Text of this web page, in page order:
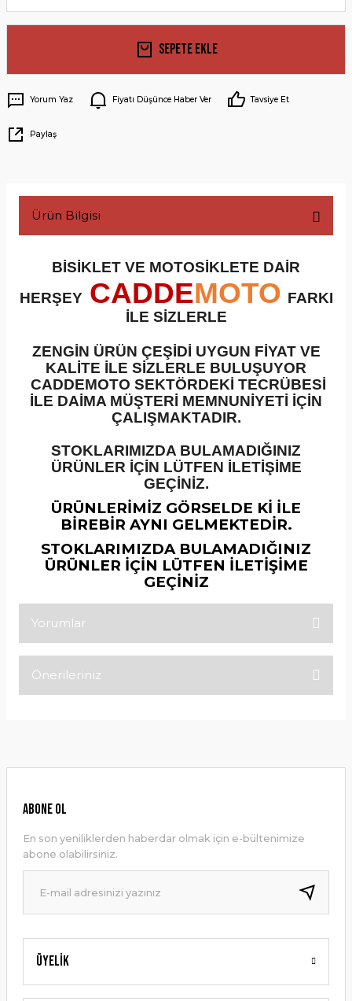
Sepete Ekle
Yorum Yaz Fiyatı Düşünce Haber Ver Tavsiye Et
Paylaş
Ürün Bilgisi
BİSİKLET VE MOTOSİKLETE DAİR
HERŞEY CADDEMOTO FARKI
İLE SİZLERLE
ZENGİN ÜRÜN ÇEŞİDİ UYGUN FİYAT VE
KALİTE İLE SİZLERLE BULUŞUYOR
CADDEMOTO SEKTÖRDEKİ TECRÜBESİ
İLE DAİMA MÜŞTERİ MEMNUNİYETİ İÇİN
ÇALIŞMAKTADIR.
STOKLARIMIZDA BULAMADIĞINIZ
ÜRÜNLER İÇİN LÜTFEN İLETİŞİME
GEÇİNİZ.
ÜRÜNLERİMİZ GÖRSELDE Kİ İLE
BİREBİR AYNI GELMEKTEDİR.
STOKLARIMIZDA BULAMADIĞINIZ
ÜRÜNLER İÇİN LÜTFEN İLETİŞİME
GEÇİNİZ
Yorumlar
Önerileriniz
Ürün resmi kalitesiz, bozuk veya görüntülenemiyor.
Ürün bilgilerinde hatalar bulunuyor.
Ürün fiyatı diğer sitelerden daha pahalı.
Bu ürüne benzer farklı alternatifler olmalı.
Gönder
Üyelik
ABONE OL
En son yeniliklerden haberdar olmak için e-bültenimize
abone olabilirsiniz.